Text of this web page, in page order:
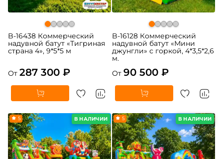
B-16438 Коммерческий
надувной батут «Тигриная
страна 4», 9*5*5 м
От 287 300 ₽
B-16128 Коммерческий
надувной батут «Мини
джунгли» с горкой, 4*3,5*2,6
м.
От 90 500 ₽
В НАЛИЧИИ
5 В НАЛИЧИИ
5